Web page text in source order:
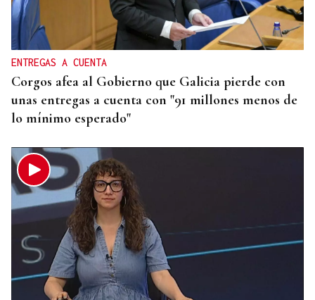
ENTREGAS A CUENTA
Corgos afea al Gobierno que Galicia pierde con
unas entregas a cuenta con "91 millones menos de
lo mínimo esperado"